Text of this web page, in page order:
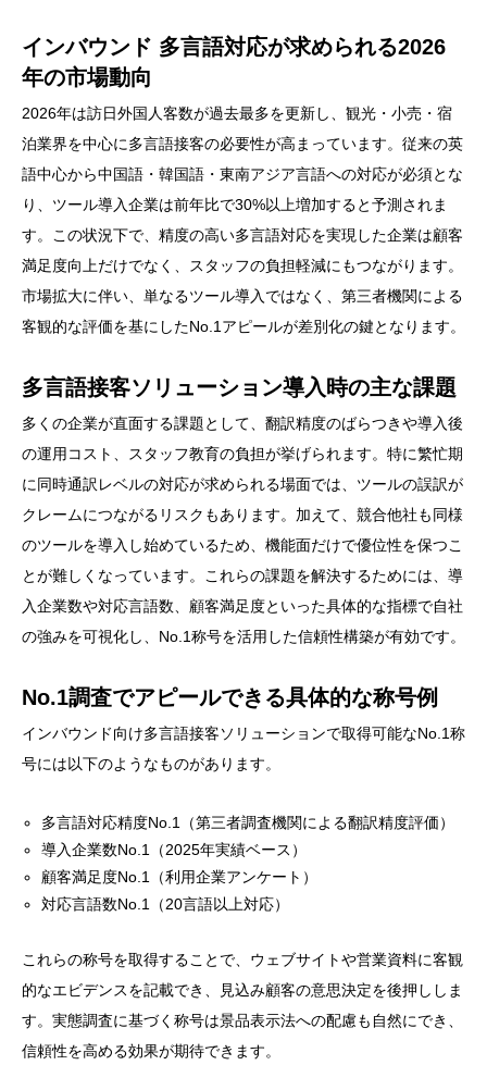
インバウンド 多言語対応が求められる2026
年の市場動向
2026年は訪日外国人客数が過去最多を更新し、観光・小売・宿
泊業界を中心に多言語接客の必要性が高まっています。従来の英
語中心から中国語・韓国語・東南アジア言語への対応が必須とな
り、ツール導入企業は前年比で30%以上増加すると予測されま
す。この状況下で、精度の高い多言語対応を実現した企業は顧客
満足度向上だけでなく、スタッフの負担軽減にもつながります。
市場拡大に伴い、単なるツール導入ではなく、第三者機関による
客観的な評価を基にしたNo.1アピールが差別化の鍵となります。
多言語接客ソリューション導入時の主な課題
多くの企業が直面する課題として、翻訳精度のばらつきや導入後
の運用コスト、スタッフ教育の負担が挙げられます。特に繁忙期
に同時通訳レベルの対応が求められる場面では、ツールの誤訳が
クレームにつながるリスクもあります。加えて、競合他社も同様
のツールを導入し始めているため、機能面だけで優位性を保つこ
とが難しくなっています。これらの課題を解決するためには、導
入企業数や対応言語数、顧客満足度といった具体的な指標で自社
の強みを可視化し、No.1称号を活用した信頼性構築が有効です。
No.1調査でアピールできる具体的な称号例
インバウンド向け多言語接客ソリューションで取得可能なNo.1称
号には以下のようなものがあります。
多言語対応精度No.1（第三者調査機関による翻訳精度評価）
導入企業数No.1（2025年実績ベース）
顧客満足度No.1（利用企業アンケート）
対応言語数No.1（20言語以上対応）
これらの称号を取得することで、ウェブサイトや営業資料に客観
的なエビデンスを記載でき、見込み顧客の意思決定を後押ししま
す。実態調査に基づく称号は景品表示法への配慮も自然にでき、
信頼性を高める効果が期待できます。